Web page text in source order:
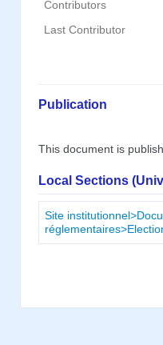
Contributors
Last Contributor
Publication
This document is
Local Sections
Site